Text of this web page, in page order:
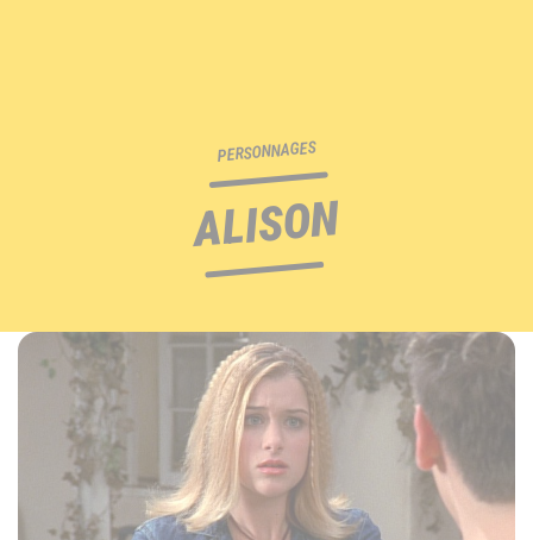
PERSONNAGES
ALISON